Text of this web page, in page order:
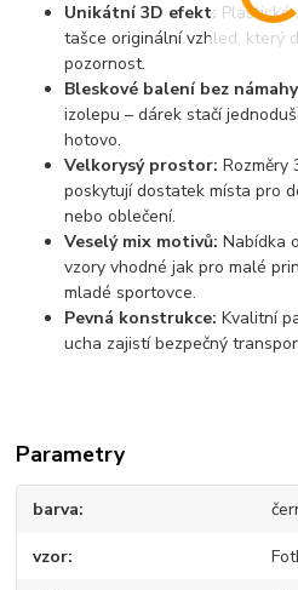
Unikátní 3D efekt: Plastické
tašce originální vzhled, který
pozornost.
Bleskové balení bez
izolepu – dárek stačí
hotovo.
Velkorysý prostor: Rozměry
poskytují dostatek místa pro
nebo oblečení.
Veselý mix motivů: Nabídka
vzory vhodné jak pro malé
mladé sportovce.
Pevná konstrukce: Kvalitní
ucha zajistí bezpečný
Parametry
barva
vzor